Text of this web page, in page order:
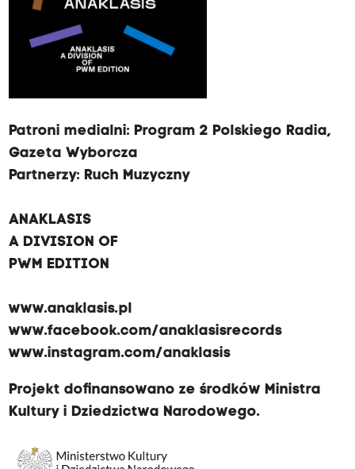
Patroni medialni: Program 2 Polskiego Radia,
Gazeta Wyborcza
Partnerzy: Ruch Muzyczny
ANAKLASIS
A DIVISION OF
PWM EDITION
www.anaklasis.pl
www.facebook.com/anaklasisrecords
www.instagram.com/anaklasis
Projekt dofinansowano ze środków Ministra
Kultury i Dziedzictwa Narodowego.